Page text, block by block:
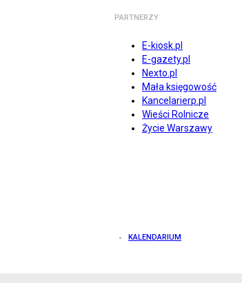
PARTNERZY
E-kiosk.pl
E-gazety.pl
Nexto.pl
Mała księgowość
Kancelarierp.pl
Wieści Rolnicze
Życie Warszawy
KALENDARIUM